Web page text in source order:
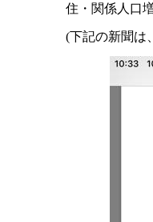
住・関係人口
(下記の新聞は